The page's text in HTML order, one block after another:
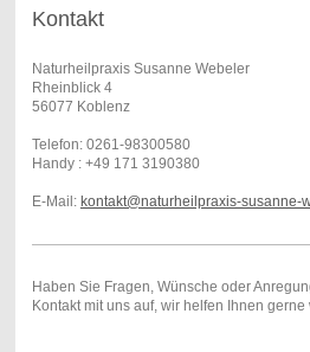
Kontakt
Naturheilpraxis Susanne Webeler
Rheinblick 4
56077 Koblenz
Telefon: 0261-98300580
Handy : +49 171 3190380
E-Mail: kontakt@naturheilpraxis-susanne-
Haben Sie Fragen, Wünsche oder
Kontakt mit uns auf, wir helfen Ihnen gerne